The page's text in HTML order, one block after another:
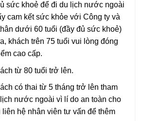
sức khoẻ để đi du lịch nước ngoài
cam kết sức khỏe với Công ty và
dưới 60 tuổi (đầy đủ sức khoẻ)
khách trên 75 tuổi vui lòng đóng
cao cấp.
từ 80 tuổi trở lên.
có thai từ 5 tháng trở lên tham
nước ngoài vì lí do an toàn cho
liên hệ nhân viên tư vấn để thêm